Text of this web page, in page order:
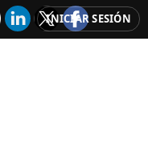
INICIAR SESIÓN